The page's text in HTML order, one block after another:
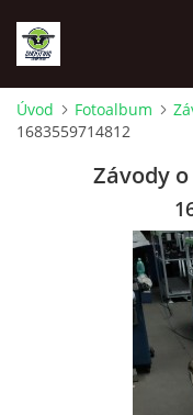
ÚVOD
©
Úvod Fotoalbum
1683559714812
Závody